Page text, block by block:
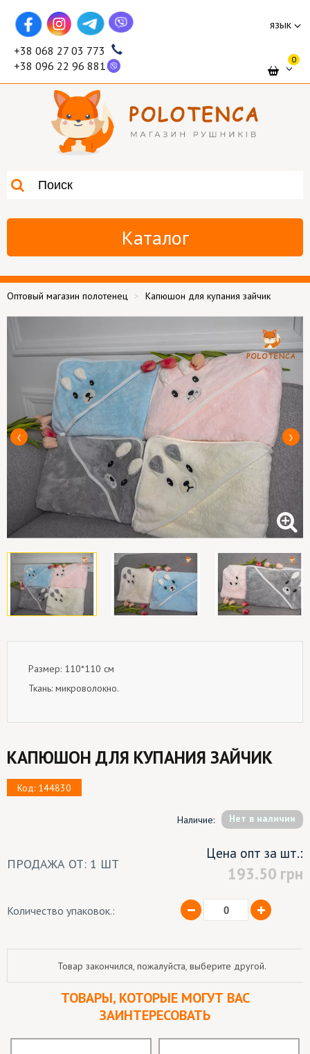
язык
+38 068 27 03 773
+38 096 22 96 881
0
Каталог
Оптовый магазин полотенец Капюшон для купания зайчик
Размер: 110*110 см
Ткань: микроволокно.
КАПЮШОН ДЛЯ КУПАНИЯ ЗАЙЧИК
Код: 144830
Наличие: Hет в наличии
ПРОДАЖА ОТ: 1 ШТ
Цена опт за шт.:
193.50 грн
Количество упаковок.:
Товар закончился, пожалуйста, выберите другой.
ТОВАРЫ, КОТОРЫЕ МОГУТ ВАС
ЗАИНТЕРЕСОВАТЬ